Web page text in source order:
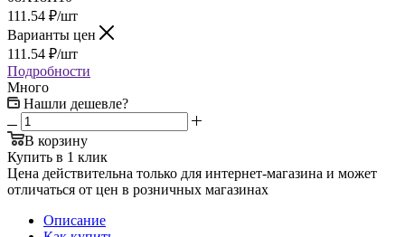
111.54 ₽/шт
Варианты цен
111.54 ₽/шт
Подробности
Много
Нашли дешевле?
В корзину
Купить в 1 клик
Цена действительна только для интернет-магазина и может
отличаться от цен в розничных магазинах
Описание